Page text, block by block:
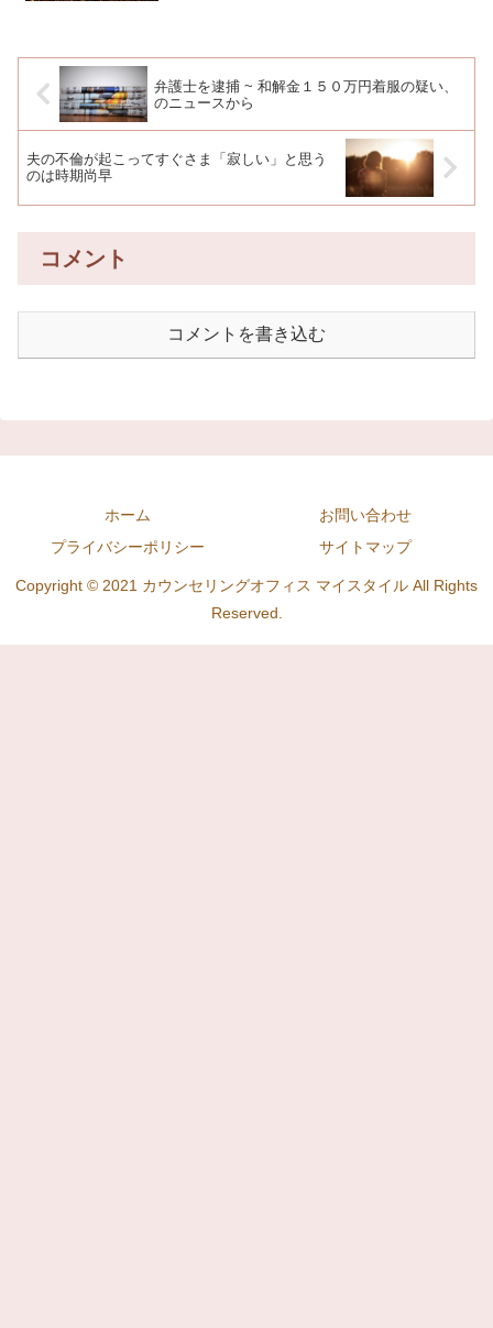
弁護士を逮捕 ~ 和解金１５０万円着服の疑い、
のニュースから
夫の不倫が起こってすぐさま「寂しい」と思う
のは時期尚早
コメント
コメントを書き込む
ホーム
お問い合わせ
プライバシーポリシー
サイトマップ
Copyright © 2021 カウンセリングオフィス マイスタイル All Rights
Reserved.